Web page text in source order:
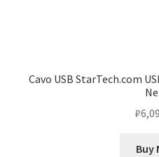
Cavo USB StarTech.com
₽
Buy